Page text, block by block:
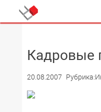
Кадровые
20.08.2007